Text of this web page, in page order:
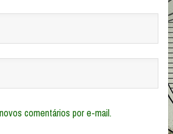
comentários por e-mail.